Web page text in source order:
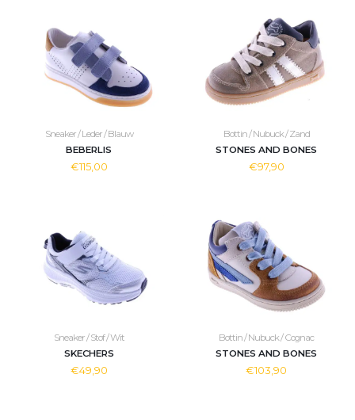
Sneaker / Leder / Blauw
BEBERLIS
€115,00
Bottin / Nubuck / Zand
STONES AND BONES
€97,90
Sneaker / Stof / Wit
SKECHERS
€49,90
Bottin / Nubuck / Cognac
STONES AND BONES
€103,90